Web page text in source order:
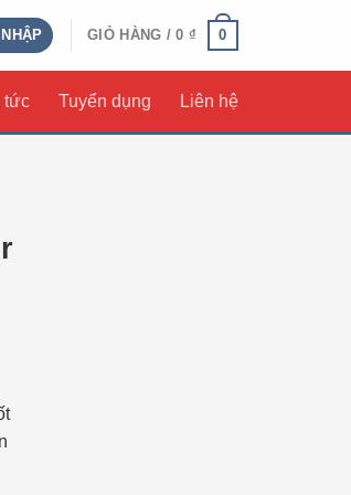
GIỎ HÀNG /0 ₫ 0
tức Tuyển dụng Liên hệ